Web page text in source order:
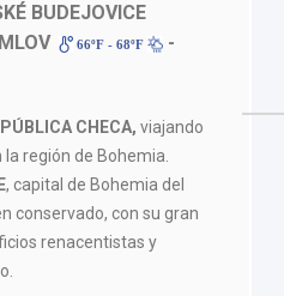
BUDEJOVICE
66ºF - 68ºF
-
CHECA, viajando
región de Bohemia.
, capital de Bohemia del
conservado, con su gran
renacentistas y